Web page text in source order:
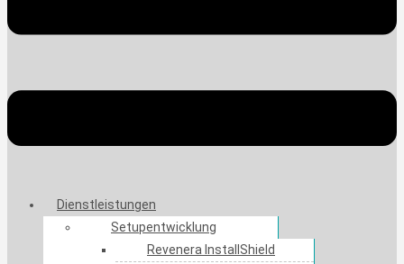
Dienstleistungen
Setupentwicklung
Revenera InstallShield